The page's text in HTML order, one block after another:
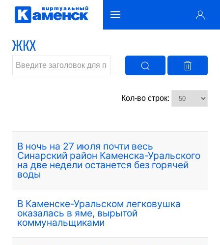
ЖКХ
Кол-во строк:
В ночь на 27 июля почти весь
Синарский район Каменска-Уральского
на две недели останется без горячей
воды
В Каменске-Уральском легковушка
оказалась в яме, вырытой
коммунальщиками